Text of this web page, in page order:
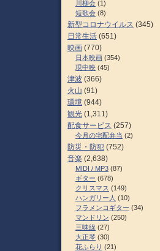
川柳会 (1)
短歌会 (8)
新型コロナウイルス (345)
日常生活 (651)
映画 (770)
日本映画 (354)
現中映 (45)
津波 (366)
火山 (91)
環境 (944)
観光 (1,311)
配食サービス (257)
今月の宅配弁当 (2)
防災・防犯 (752)
音楽 (2,638)
MIDI / MP3 (87)
ギター (678)
クリスマス (149)
ハンガリー人 (10)
フラメンコギター (34)
マンドリン (250)
三味線 (27)
大正琴 (30)
花ふらり (21)